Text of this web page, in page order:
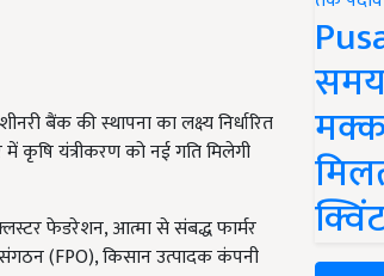
बैंक की स्थापना का लक्ष्य निर्धारित
कृषि यंत्रीकरण को नई गति मिलेगी
फेडरेशन, आत्मा से संबद्ध फार्मर
संगठन (FPO), किसान उत्पादक कंपनी